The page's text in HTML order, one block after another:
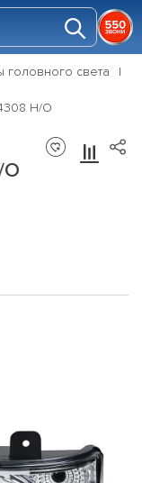
головного света
Н/О
О